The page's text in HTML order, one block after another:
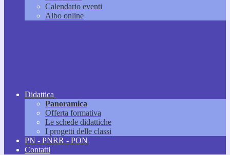
Calendario eventi
Albo online
Didattica
Panoramica
Offerta formativa
Le schede didattiche
I progetti delle classi
PN - PNRR - PON
Contatti